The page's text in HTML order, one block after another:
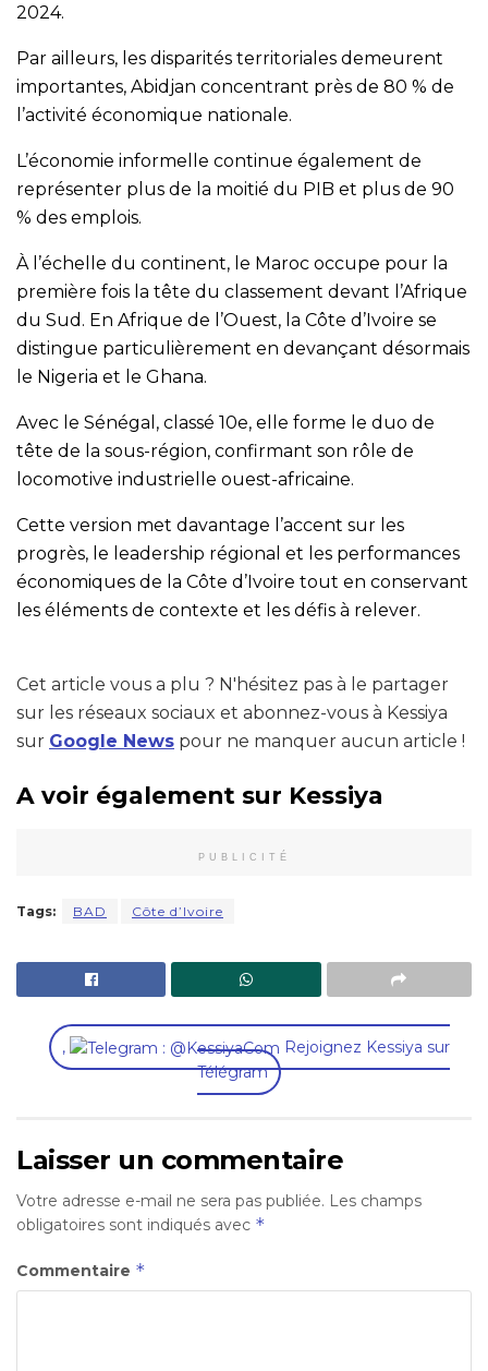
2024.
Par ailleurs, les disparités territoriales demeurent
importantes, Abidjan concentrant près de 80 % de
l’activité économique nationale.
L’économie informelle continue également de
représenter plus de la moitié du PIB et plus de 90
% des emplois.
À l’échelle du continent, le Maroc occupe pour la
première fois la tête du classement devant l’Afrique
du Sud. En Afrique de l’Ouest, la Côte d’Ivoire se
distingue particulièrement en devançant désormais
le Nigeria et le Ghana.
Avec le Sénégal, classé 10e, elle forme le duo de
tête de la sous-région, confirmant son rôle de
locomotive industrielle ouest-africaine.
Cette version met davantage l’accent sur les
progrès, le leadership régional et les performances
économiques de la Côte d’Ivoire tout en conservant
les éléments de contexte et les défis à relever.
Cet article vous a plu ? N'hésitez pas à le partager
sur les réseaux sociaux et abonnez-vous à Kessiya
sur Google News pour ne manquer aucun article !
A voir également sur Kessiya
PUBLICITÉ
Tags: BAD Côte d’Ivoire
,
Rejoignez Kessiya sur
Télégram
Laisser un commentaire
Votre adresse e-mail ne sera pas publiée. Les champs
obligatoires sont indiqués avec *
Commentaire *